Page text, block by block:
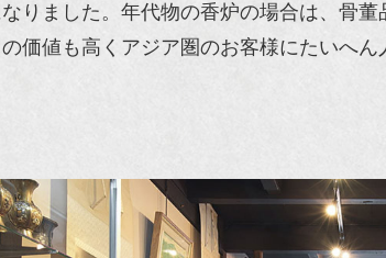
りました。年代物の香炉の場合は、骨
価値も高くアジア圏のお客様にたいへん